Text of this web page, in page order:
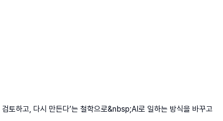
토하고, 다시 만든다’는 철학으로&nbsp;AI로 일하는 방식을 바꾸고